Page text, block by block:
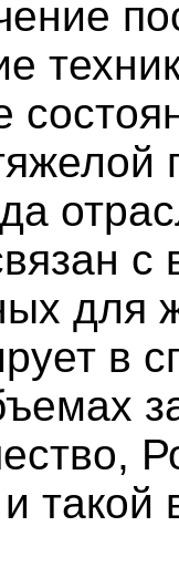
для
в
такой